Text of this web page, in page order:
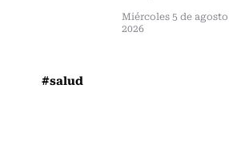
Miércoles 5 de
2026
#salud